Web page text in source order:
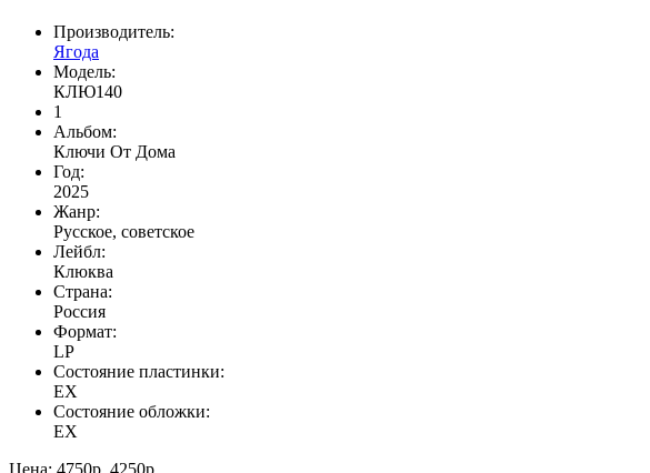
Производитель:
Ягода
Модель:
КЛЮ140
1
Альбом:
Ключи От Дома
Год:
2025
Жанр:
Русское, советское
Лейбл:
Клюква
Страна:
Россия
Формат:
LP
Состояние пластинки:
EX
Состояние обложки:
EX
Цена: 4750р. 4250р.